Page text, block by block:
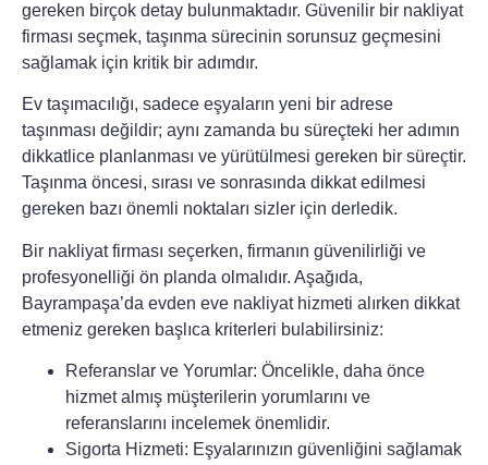
gereken birçok detay bulunmaktadır. Güvenilir bir nakliyat
firması seçmek, taşınma sürecinin sorunsuz geçmesini
sağlamak için kritik bir adımdır.
Ev taşımacılığı, sadece eşyaların yeni bir adrese
taşınması değildir; aynı zamanda bu süreçteki her adımın
dikkatlice planlanması ve yürütülmesi gereken bir süreçtir.
Taşınma öncesi, sırası ve sonrasında dikkat edilmesi
gereken bazı önemli noktaları sizler için derledik.
Bir nakliyat firması seçerken, firmanın güvenilirliği ve
profesyonelliği ön planda olmalıdır. Aşağıda,
Bayrampaşa’da evden eve nakliyat hizmeti alırken dikkat
etmeniz gereken başlıca kriterleri bulabilirsiniz:
Referanslar ve Yorumlar: Öncelikle, daha önce
hizmet almış müşterilerin yorumlarını ve
referanslarını incelemek önemlidir.
Sigorta Hizmeti: Eşyalarınızın güvenliğini sağlamak